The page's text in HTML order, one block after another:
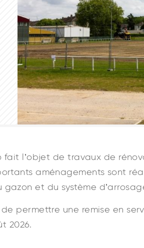
l’objet de travaux de
aménagements sont
et du système
permettre une remise en
2026.